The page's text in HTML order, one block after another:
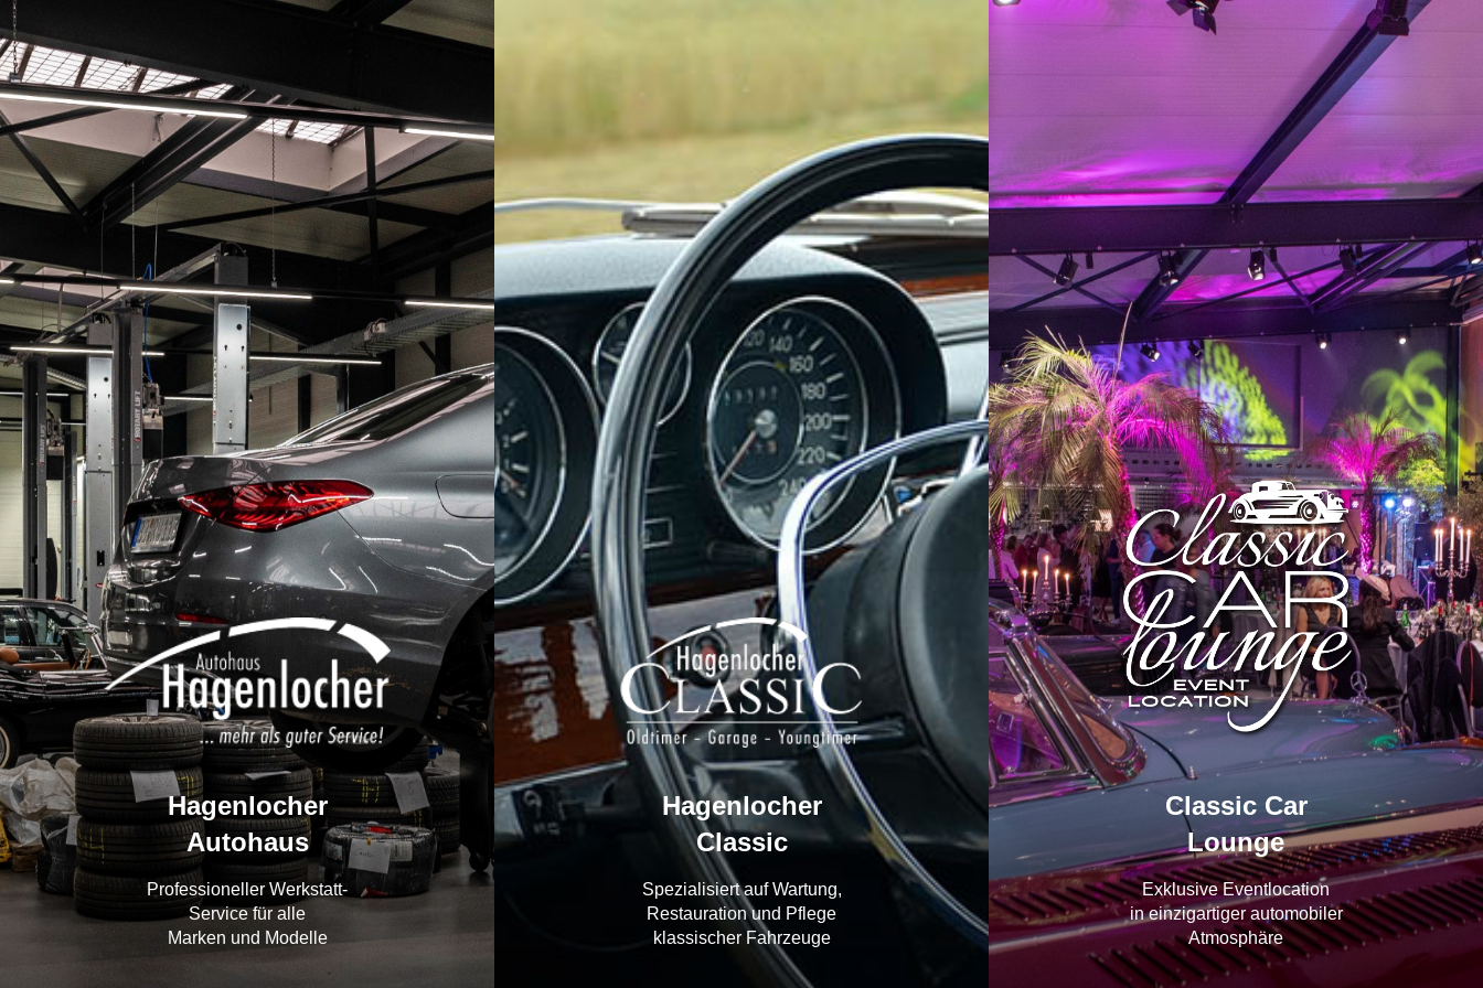
Hagenlocher
Autohaus
Professioneller Werkstatt-
Service für alle
Marken und Modelle
Hagenlocher
Classic
Spezialisiert auf Wartung,
Restauration und Pflege
klassischer Fahrzeuge
Classic Car
Lounge
Exklusive Eventlocation
in einzigartiger automobiler
Atmosphäre